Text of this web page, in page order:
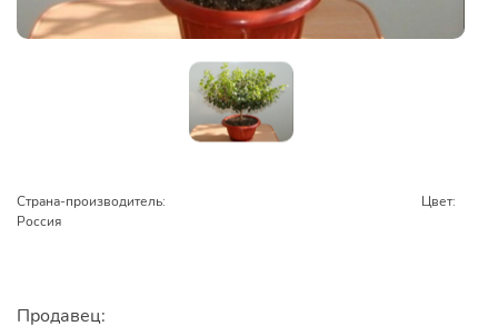
Страна-производитель:
Россия
Цвет:
Продавец: